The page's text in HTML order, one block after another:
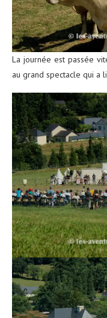
La journée est passée
au grand spectacle qui a